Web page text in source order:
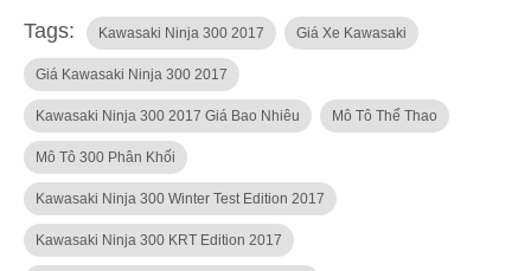
Tags: Kawasaki Ninja 300 2017 Giá Xe Kawasaki
Giá Kawasaki Ninja 300 2017
Kawasaki Ninja 300 2017 Giá Bao Nhiêu Mô Tô Thể Thao
Mô Tô 300 Phân Khối
Kawasaki Ninja 300 Winter Test Edition 2017
Kawasaki Ninja 300 KRT Edition 2017